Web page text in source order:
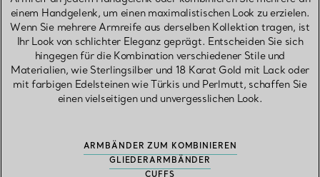
einem Handgelenk, um einen maximalistischen Look zu erzielen.
Wenn Sie mehrere Armreife aus derselben Kollektion tragen, ist
Ihr Look von schlichter Eleganz geprägt. Entscheiden Sie sich
hingegen für die Kombination verschiedener Stile und
Materialien, wie Sterlingsilber und 18 Karat Gold mit Lack oder
mit farbigen Edelsteinen wie Türkis und Perlmutt, schaffen Sie
einen vielseitigen und unvergesslichen Look.
ARMBÄNDER ZUM KOMBINIEREN
GLIEDERARMBÄNDER
CUFFS